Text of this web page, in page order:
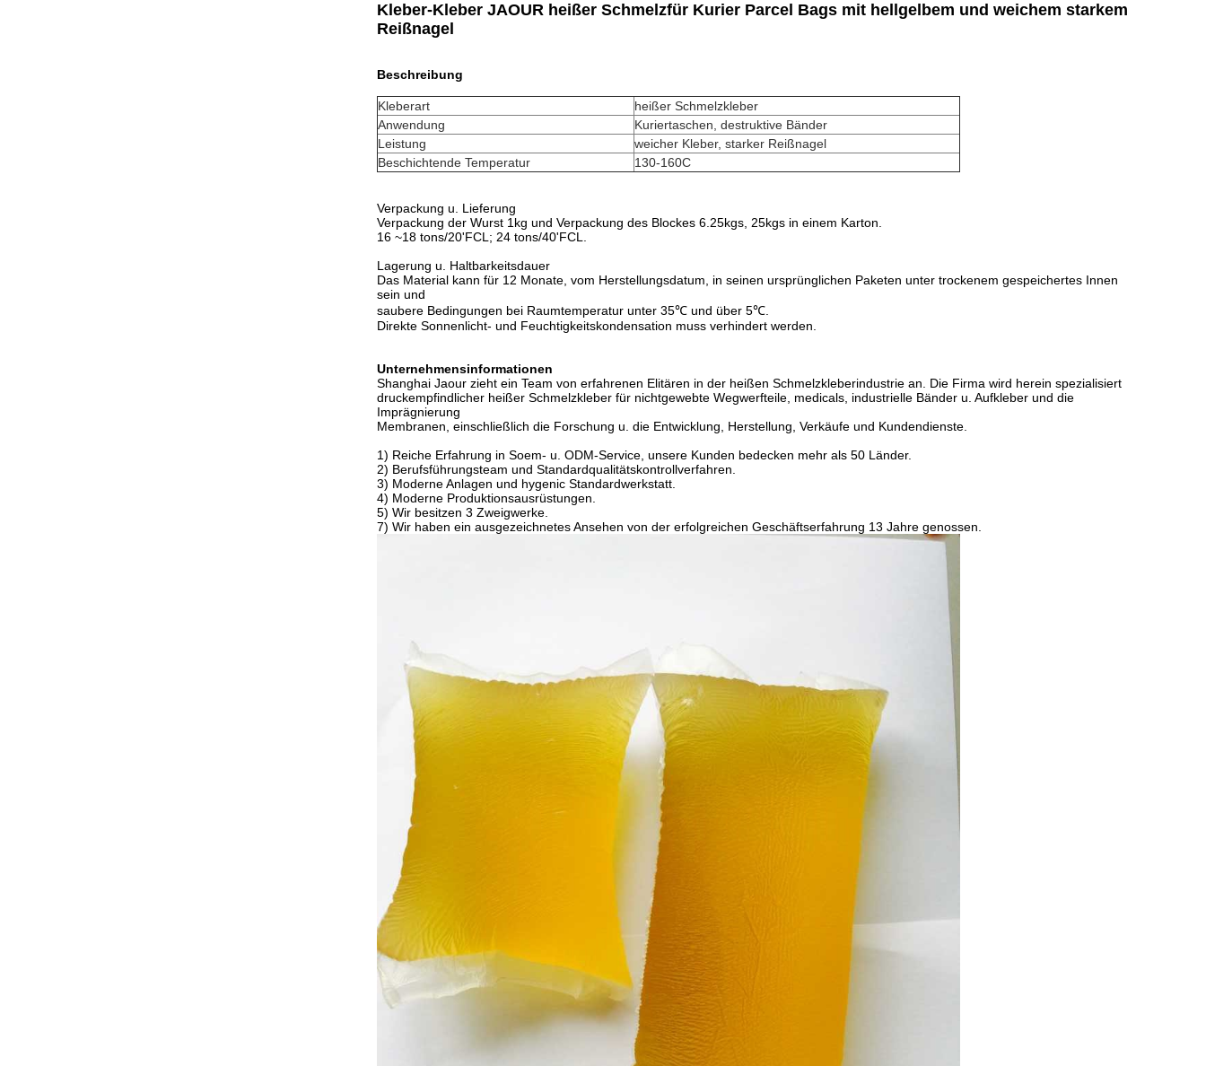
Kleber-Kleber JAOUR heißer Schmelzfür Kurier Parcel Bags mit hellgelbem und weichem starkem
Reißnagel
Beschreibung
Kleberart
heißer Schmelzkleber
Anwendung
Kuriertaschen, destruktive Bänder
Leistung
weicher Kleber, starker Reißnagel
Beschichtende Temperatur
130-160C
Verpackung u. Lieferung
Verpackung der Wurst 1kg und Verpackung des Blockes 6.25kgs, 25kgs in einem Karton.
16 ~18 tons/20'FCL; 24 tons/40'FCL.
Lagerung u. Haltbarkeitsdauer
Das Material kann für 12 Monate, vom Herstellungsdatum, in seinen ursprünglichen Paketen unter trockenem gespeichertes Innen
sein und
saubere Bedingungen bei Raumtemperatur unter 35℃ und über 5℃.
Direkte Sonnenlicht- und Feuchtigkeitskondensation muss verhindert werden.
Unternehmensinformationen
Shanghai Jaour zieht ein Team von erfahrenen Elitären in der heißen Schmelzkleberindustrie an. Die Firma wird herein spezialisiert
druckempfindlicher heißer Schmelzkleber für nichtgewebte Wegwerfteile, medicals, industrielle Bänder u. Aufkleber und die
Imprägnierung
Membranen, einschließlich die Forschung u. die Entwicklung, Herstellung, Verkäufe und Kundendienste.
1) Reiche Erfahrung in Soem- u. ODM-Service, unsere Kunden bedecken mehr als 50 Länder.
2) Berufsführungsteam und Standardqualitätskontrollverfahren.
3) Moderne Anlagen und hygenic Standardwerkstatt.
4) Moderne Produktionsausrüstungen.
5) Wir besitzen 3 Zweigwerke.
7) Wir haben ein ausgezeichnetes Ansehen von der erfolgreichen Geschäftserfahrung 13 Jahre genossen.